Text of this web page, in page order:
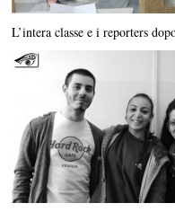
L’intera classe e i reporters